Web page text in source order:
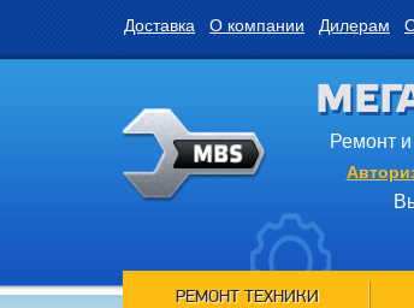
Доставка О компании Дилерам
Ремонт и
РЕМОНТ ТЕХНИКИ